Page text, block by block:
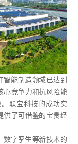
智能制造领域已达到
心竞争力和抗风险能
联宝科技的成功实
供了可借鉴的宝贵经
数字孪生等新技术的